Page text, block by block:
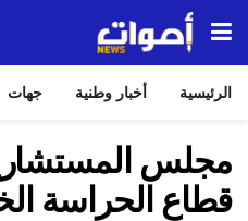
الرئيسية أخبار وطنية جهات
مجلس
قطاع الحراسة